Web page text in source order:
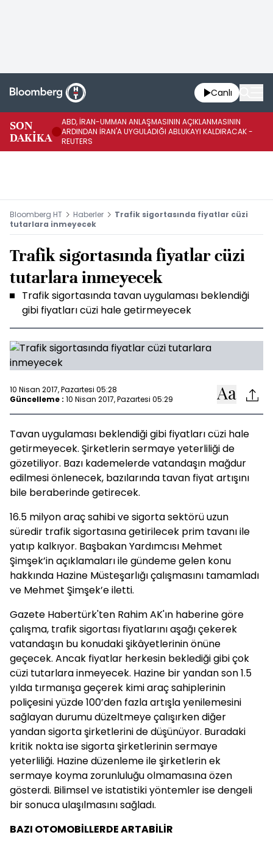
Canlı
SON
DAKİKA
ABD, İRAN-UMMAN ANLAŞMASININ AÇIKLANMASININ
ARDINDAN İRAN'A UYGULADIĞI ABLUKAYI KALDIRACAK -
REUTERS
Bloomberg HT Haberler
Trafik sigortasında fiyatlar cüzi
tutarlara inmeyecek
Trafik sigortasında fiyatlar cüzi
tutarlara inmeyecek
Trafik sigortasında tavan uygulaması beklendiği
gibi fiyatları cüzi hale getirmeyecek
10 Nisan 2017, Pazartesi 05:28
Güncelleme : 10 Nisan 2017, Pazartesi 05:29
Tavan uygulaması beklendiği gibi fiyatları cüzi hale
getirmeyecek. Şirketlerin sermaye yeterliliği de
gözetiliyor. Bazı kademelerde vatandaşın mağdur
edilmesi önlenecek, bazılarında tavan fiyat artışını
bile beraberinde getirecek.
16.5 milyon araç sahibi ve sigorta sektörü uzun
süredir trafik sigortasına getirilecek prim tavanı ile
yatıp kalkıyor. Başbakan Yardımcısı Mehmet
Şimşek’in açıklamaları ile gündeme gelen konu
hakkında Hazine Müsteşarlığı çalışmasını tamamladı
ve Mehmet Şimşek’e iletti.
Gazete Habertürk'ten Rahim AK'ın haberine göre
çalışma, trafik sigortası fiyatlarını aşağı çekerek
vatandaşın bu konudaki şikâyetlerinin önüne
geçecek. Ancak fiyatlar herkesin beklediği gibi çok
cüzi tutarlara inmeyecek. Hazine bir yandan son 1.5
yılda tırmanışa geçerek kimi araç sahiplerinin
poliçesini yüzde 100’den fazla artışla yenilemesini
sağlayan durumu düzeltmeye çalışırken diğer
yandan sigorta şirketlerini de düşünüyor. Buradaki
kritik nokta ise sigorta şirketlerinin sermaye
yeterliliği. Hazine düzenleme ile şirketlerin ek
sermaye koyma zorunluluğu olmamasına özen
gösterdi. Bilimsel ve istatistiki yöntemler ise dengeli
bir sonuca ulaşılmasını sağladı.
BAZI OTOMOBİLLERDE ARTABİLİR